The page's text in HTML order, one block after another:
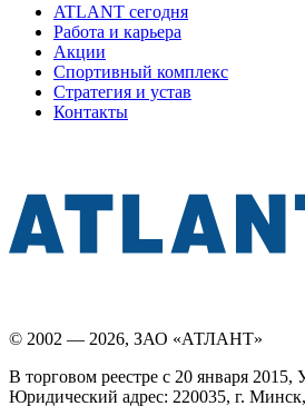
ATLANT сегодня
Работа и карьера
Акции
Спортивный комплекс
Стратегия и устав
Контакты
© 2002 — 2026, ЗАО «АТЛАНТ»
В торговом реестре с 20 января
Юридический адрес: 220035, г.